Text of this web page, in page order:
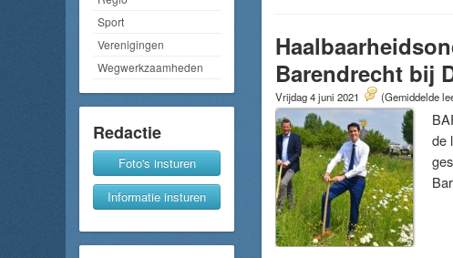
Sport
Verenigingen
Wegwerkzaamheden
Redactie
Foto's insturen
Informatie insturen
Barendrecht bij
Vrijdag 4 juni 2021 (Gemiddelde
de